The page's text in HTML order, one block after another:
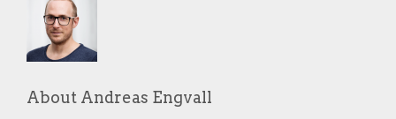
About Andreas Engvall